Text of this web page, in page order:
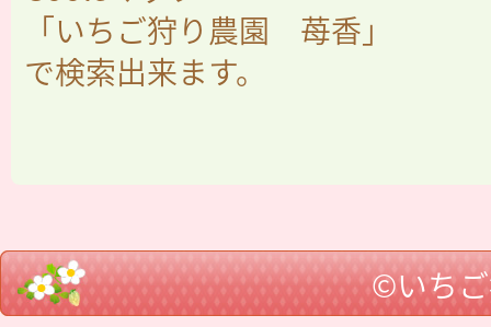
「いちご狩り農園 苺香」
で検索出来ます。
©いち